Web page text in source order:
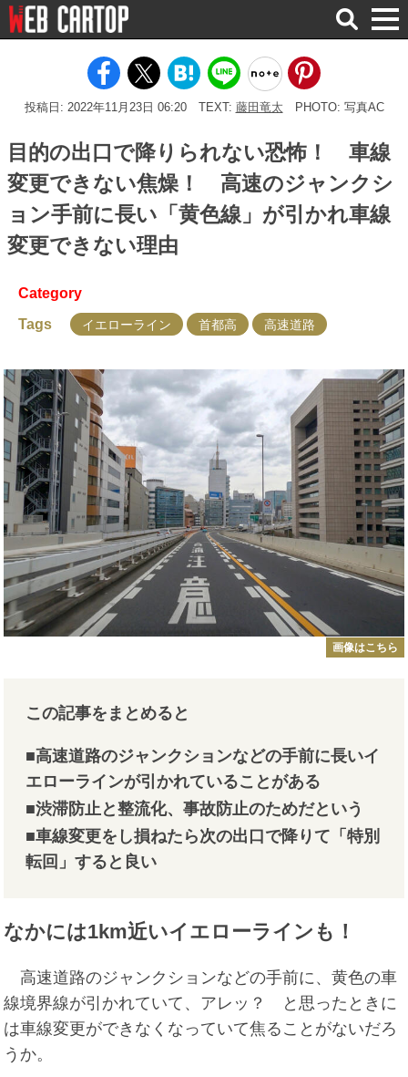
検
索
投稿日: 2022年11月23日 06:20 TEXT: 藤田竜太 PHOTO: 写真AC
目的の出口で降りられない恐怖！ 車線
変更できない焦燥！ 高速のジャンクシ
ョン手前に長い「黄色線」が引かれ車線
変更できない理由
Category
Tags
イエローライン 首都高 高速道路
画像はこちら
この記事をまとめると
■高速道路のジャンクションなどの手前に長いイ
エローラインが引かれていることがある
■渋滞防止と整流化、事故防止のためだという
■車線変更をし損ねたら次の出口で降りて「特別
転回」すると良い
なかには1km近いイエローラインも！
高速道路のジャンクションなどの手前に、黄色の車
線境界線が引かれていて、アレッ？ と思ったときに
は車線変更ができなくなっていて焦ることがないだろ
うか。